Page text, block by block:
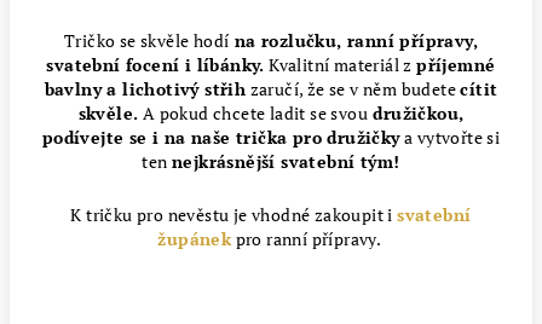
Tričko se skvěle hodí na rozlučku, ranní přípravy,
svatební focení i líbánky. Kvalitní materiál zpříjemné
bavlny a lichotivý střih zaručí, že se v něm budetecítit
skvěle. A pokud chcete ladit se svou družičkou,
podívejte se i na naše trička pro družičkya vytvořte si
tennejkrásnější svatební tým!
K tričku pro nevěstu je vhodné zakoupit i svatební
župánek pro ranní přípravy.